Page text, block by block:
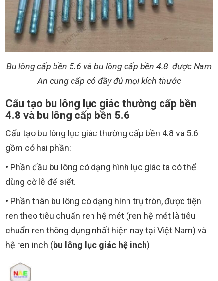
Bu lông cấp bền 5.6 và bu lông cấp bền 4.8 được Nam
An cung cấp có đầy đủ mọi kích thước
Cấu tạo bu lông lục giác thường cấp bền
4.8 và bu lông cấp bền 5.6
Cấu tạo bu lông lục giác thường cấp bền 4.8 và 5.6
gồm có hai phần:
• Phần đầu bu lông có dạng hình lục giác ta có thể
dùng cờ lê để siết.
• Phần thân bu lông có dạng hình trụ tròn, được tiện
ren theo tiêu chuẩn ren hệ mét (ren hệ mét là tiêu
chuẩn ren thông dụng nhất hiện nay tại Việt Nam) và
hệ ren inch (bu lông lục giác hệ inch)